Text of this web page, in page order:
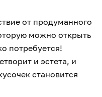
от продуманного
можно открыть
потребуется!
и эстета, и
становится